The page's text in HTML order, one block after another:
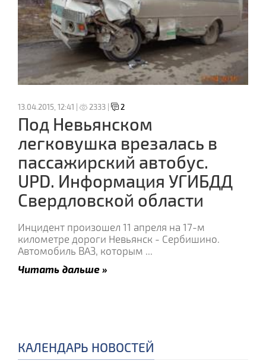
13.04.2015, 12:41 | 2333 | 2
Под Невьянском
легковушка врезалась в
пассажирский автобус.
UPD. Информация УГИБДД
Свердловской области
Инцидент произошел 11 апреля на 17-м
километре дороги Невьянск - Сербишино.
Автомобиль ВАЗ, которым ...
Читать дальше »
КАЛЕНДАРЬ НОВОСТЕЙ